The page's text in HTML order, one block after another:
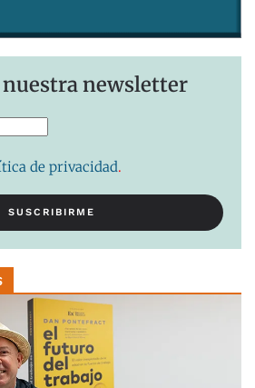
nuestra newsletter
de privacidad.